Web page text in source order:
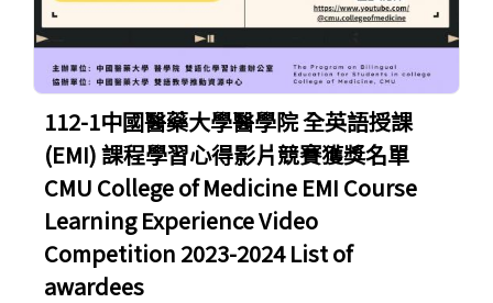
112-1中國醫藥大學醫學院 全英語授課
(EMI) 課程學習心得影片競賽獲獎名單
CMU College of Medicine EMI Course
Learning Experience Video
Competition 2023-2024 List of
awardees